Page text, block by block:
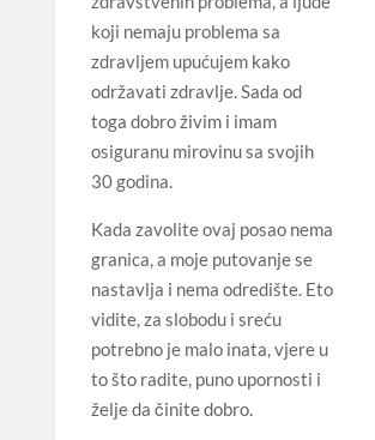
koji nemaju problema sa
zdravljem upućujem kako
održavati zdravlje. Sada od
toga dobro živim i imam
osiguranu mirovinu sa svojih
30 godina.
Kada zavolite ovaj posao nema
granica, a moje putovanje se
nastavlja i nema odredište. Eto
vidite, za slobodu i sreću
potrebno je malo inata, vjere u
to što radite, puno upornosti i
želje da činite dobro.